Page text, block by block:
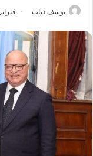
يوسف دياب فبراير 19, 2024